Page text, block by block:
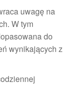
uwagę na
W tym
do
wynikających z